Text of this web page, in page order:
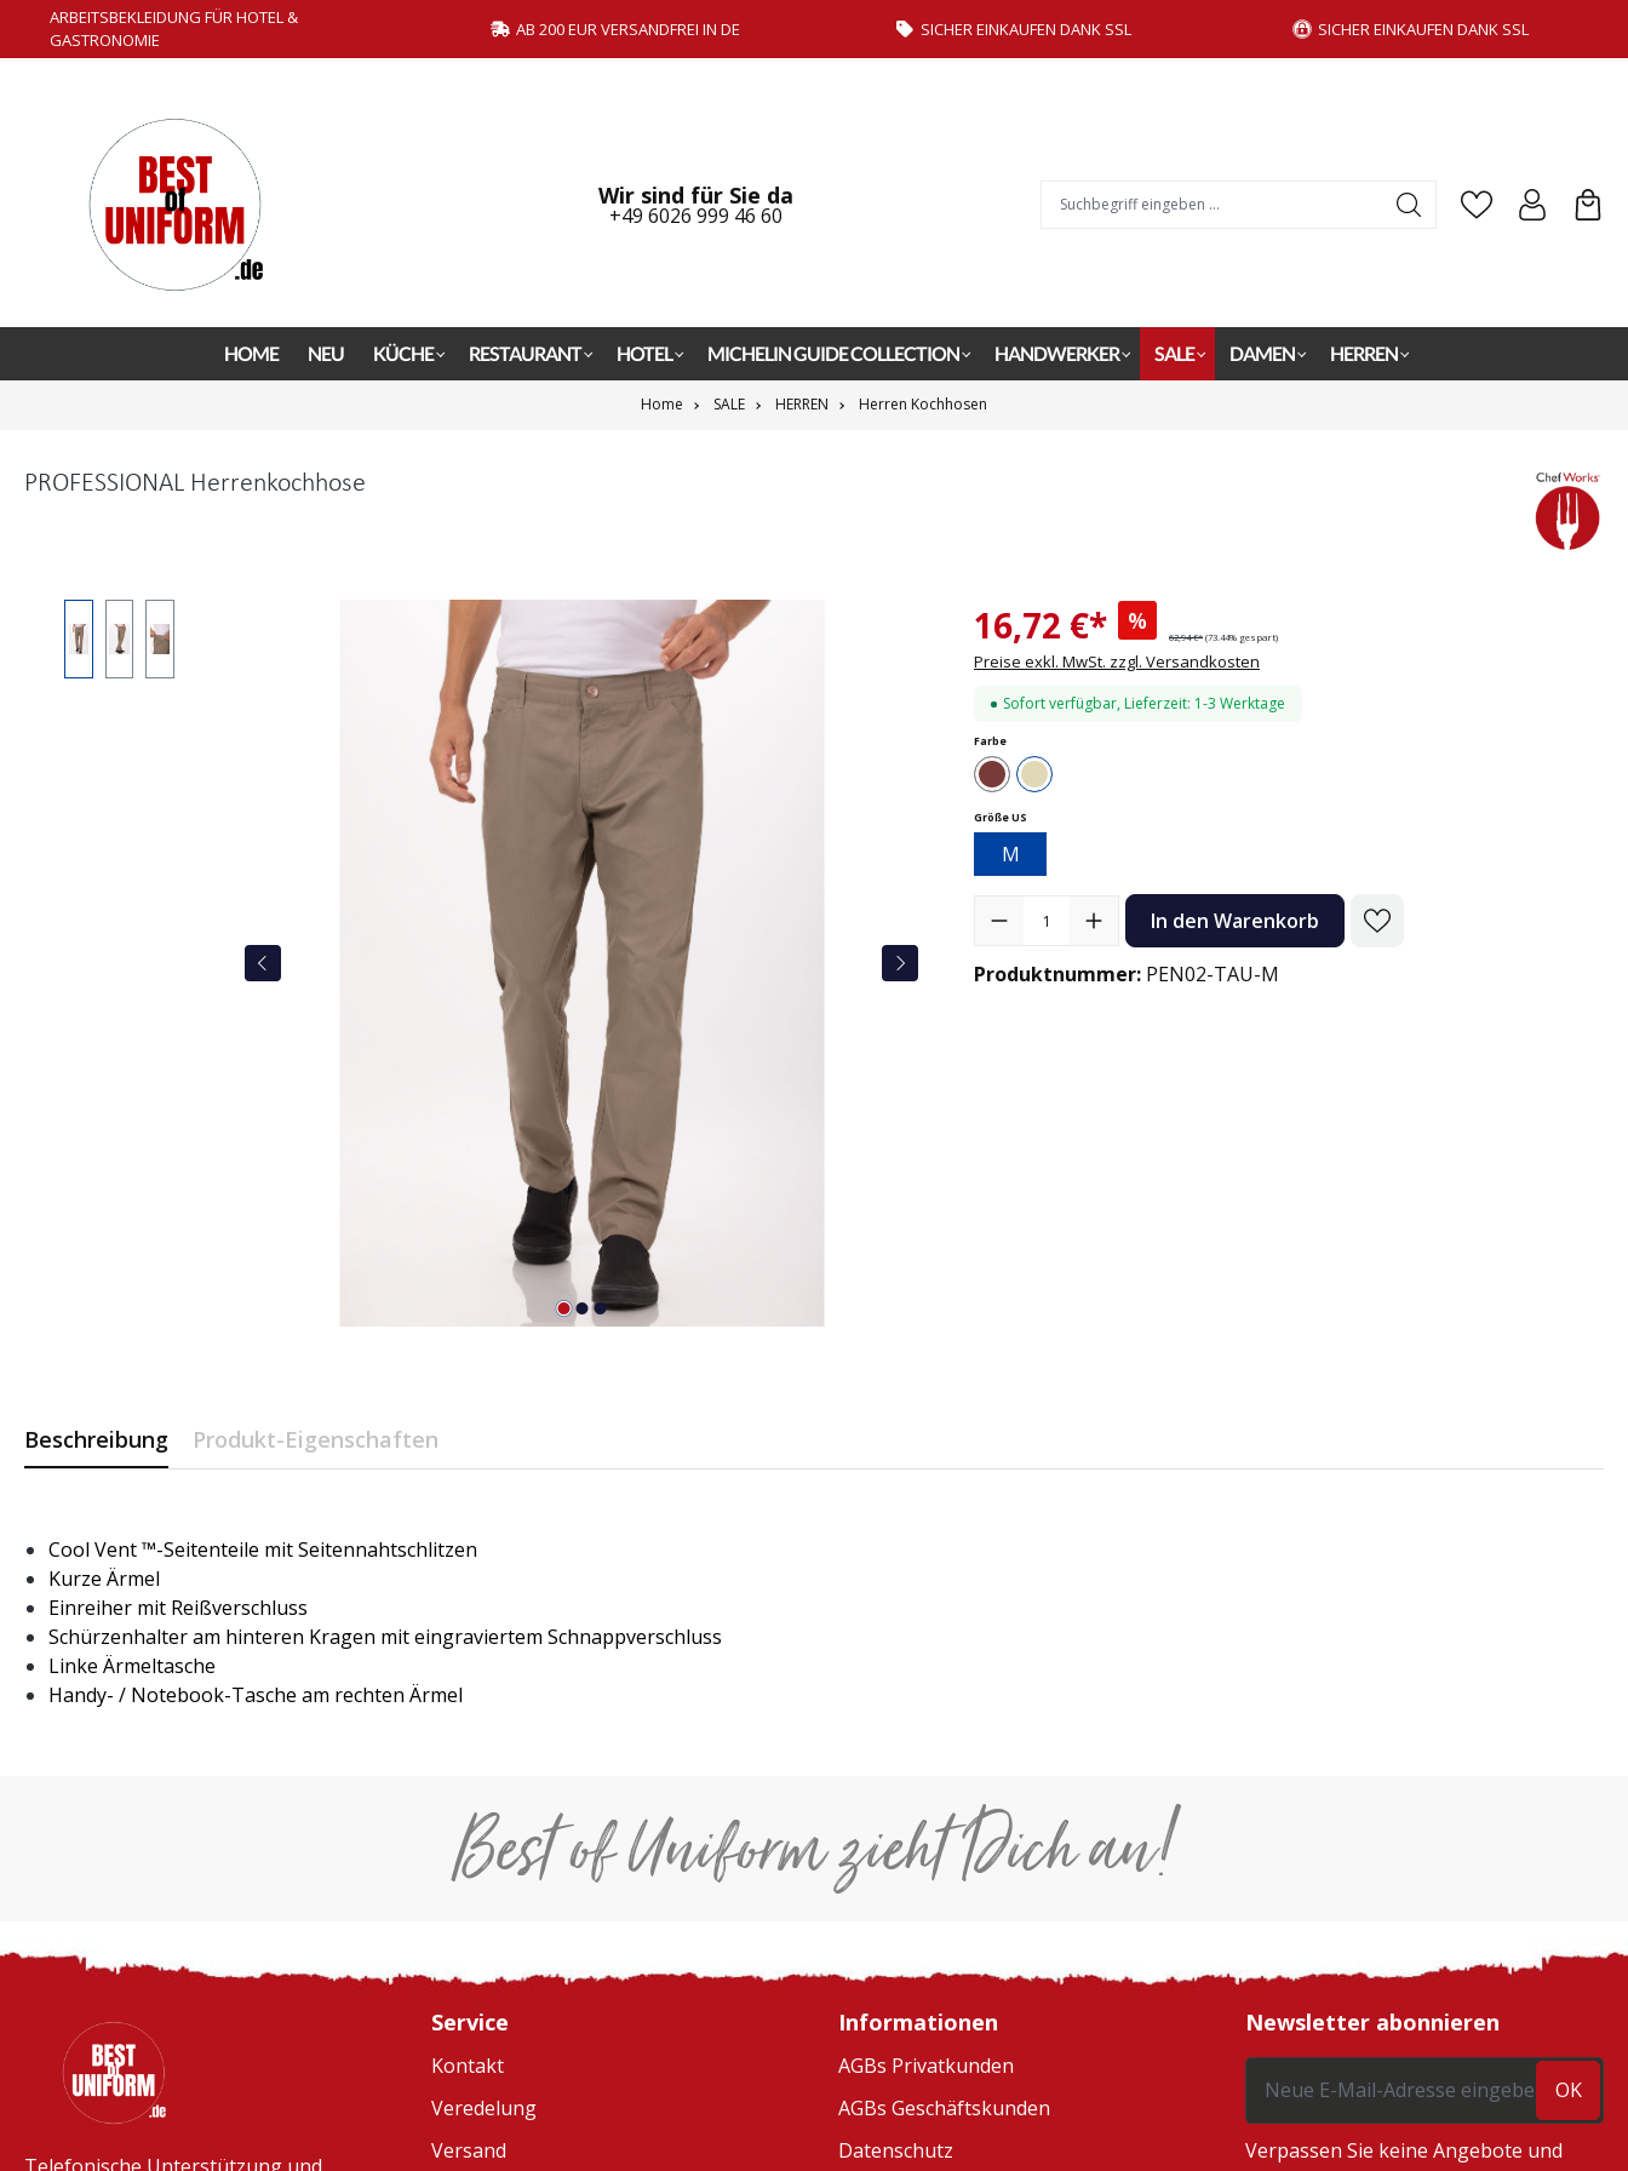
Zur Hauptnavigation springen
ARBEITSBEKLEIDUNG FÜR HOTEL &
GASTRONOMIE
AB 200 EUR VERSANDFREI IN DE SICHER EINKAUFEN DANK SSL SICHER EINKAUFEN DANK SSL
Wir sind für Sie da
+49 6026 999 46 60
HOME NEU KÜCHE RESTAURANT HOTEL MICHELIN GUIDE COLLECTION HANDWERKER SALE DAMEN HERREN
Home SALE HERREN Herren Kochhosen
PROFESSIONAL Herrenkochhose
16,72 €* %
62,94 €* (73.44% gespart)
Preise exkl. MwSt. zzgl. Versandkosten
Sofort verfügbar, Lieferzeit: 1-3 Werktage
Farbeauswählen
BraunNatur
Größe US
M
Produkt Anzahl: Gib den gewünschten Wert ein oder benutze die
In den Warenkorb
Produktnummer: PEN02-TAU-M
Beschreibung Produkt-Eigenschaften
Cool Vent ™-Seitenteile mit Seitennahtschlitzen
Kurze Ärmel
Einreiher mit Reißverschluss
Schürzenhalter am hinteren Kragen mit eingraviertem Schnappverschluss
Linke Ärmeltasche
Handy- / Notebook-Tasche am rechten Ärmel
Best of Uniform zieht Dich an!
Service
Kontakt
Veredelung
Versand
Informationen
AGBs Privatkunden
AGBs Geschäftskunden
Datenschutz
Newsletter abonnieren
OK
Verpassen Sie keine Angebote und